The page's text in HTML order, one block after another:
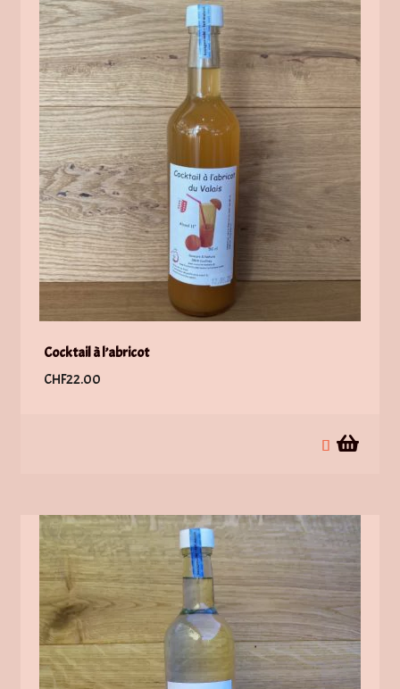
Cocktail à l’abricot
CHF22.00